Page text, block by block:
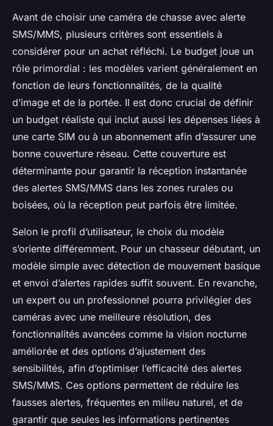
Avant de choisir une caméra de chasse avec alerte
SMS/MMS, plusieurs critères sont essentiels à
considérer pour un achat réfléchi. Le budget joue un
rôle primordial : les modèles varient généralement en
fonction de leurs fonctionnalités, de la qualité
d’image et de la portée. Il est donc crucial de définir
un budget réaliste qui inclut aussi les dépenses liées à
une carte SIM ou à un abonnement afin d’assurer une
bonne couverture réseau. Cette couverture est
déterminante pour garantir la réception instantanée
des alertes SMS/MMS dans les zones rurales ou
boisées, où la réception peut parfois être limitée.
Selon le profil d’utilisateur, le choix du modèle
s’oriente différemment. Pour un chasseur débutant, un
modèle simple avec détection de mouvement basique
et envoi d’alertes rapides suffit souvent. En revanche,
un expert ou un professionnel pourra privilégier des
caméras avec une meilleure résolution, des
fonctionnalités avancées comme la vision nocturne
améliorée et des options d’ajustement des
sensibilités, afin d’optimiser l’efficacité des alertes
SMS/MMS. Ces options permettent de réduire les
fausses alertes, fréquentes en milieu naturel, et de
garantir que seules les informations pertinentes